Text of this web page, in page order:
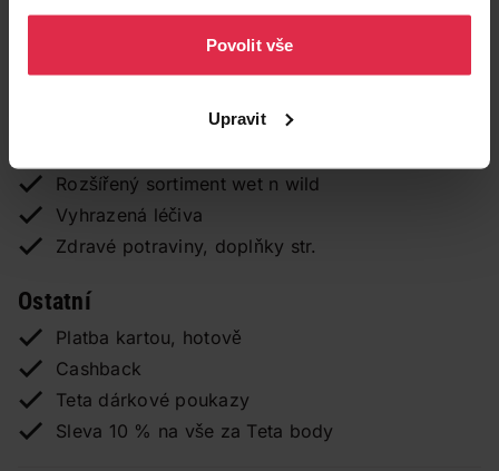
osobních údajů.
Povolit vše
Upravit
CEWE Tisk fotografií ihned
Rozšířený sortiment wet n wild
Vyhrazená léčiva
Zdravé potraviny, doplňky str.
Ostatní
Platba kartou, hotově
Cashback
Teta dárkové poukazy
Sleva 10 % na vše za Teta body